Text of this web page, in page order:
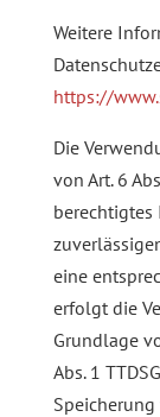
Weitere
https://
Die
von Art. 6
berechtigtes
eine
erfolgt die
Grundlage
Abs. 1